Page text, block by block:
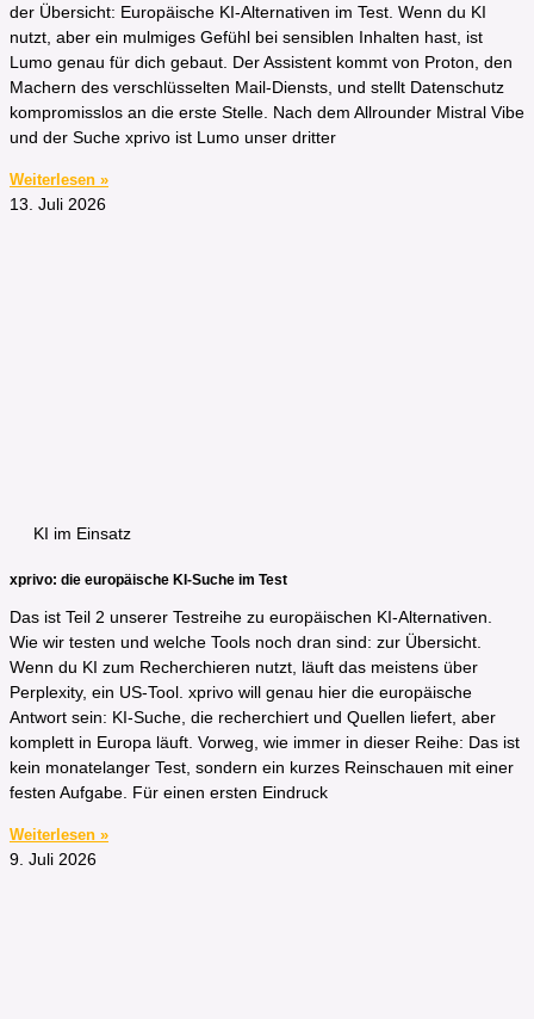
der Übersicht: Europäische KI-Alternativen im Test. Wenn du KI
nutzt, aber ein mulmiges Gefühl bei sensiblen Inhalten hast, ist
Lumo genau für dich gebaut. Der Assistent kommt von Proton, den
Machern des verschlüsselten Mail-Diensts, und stellt Datenschutz
kompromisslos an die erste Stelle. Nach dem Allrounder Mistral Vibe
und der Suche xprivo ist Lumo unser dritter
Weiterlesen »
13. Juli 2026
KI im Einsatz
xprivo: die europäische KI-Suche im Test
Das ist Teil 2 unserer Testreihe zu europäischen KI-Alternativen.
Wie wir testen und welche Tools noch dran sind: zur Übersicht.
Wenn du KI zum Recherchieren nutzt, läuft das meistens über
Perplexity, ein US-Tool. xprivo will genau hier die europäische
Antwort sein: KI-Suche, die recherchiert und Quellen liefert, aber
komplett in Europa läuft. Vorweg, wie immer in dieser Reihe: Das ist
kein monatelanger Test, sondern ein kurzes Reinschauen mit einer
festen Aufgabe. Für einen ersten Eindruck
Weiterlesen »
9. Juli 2026